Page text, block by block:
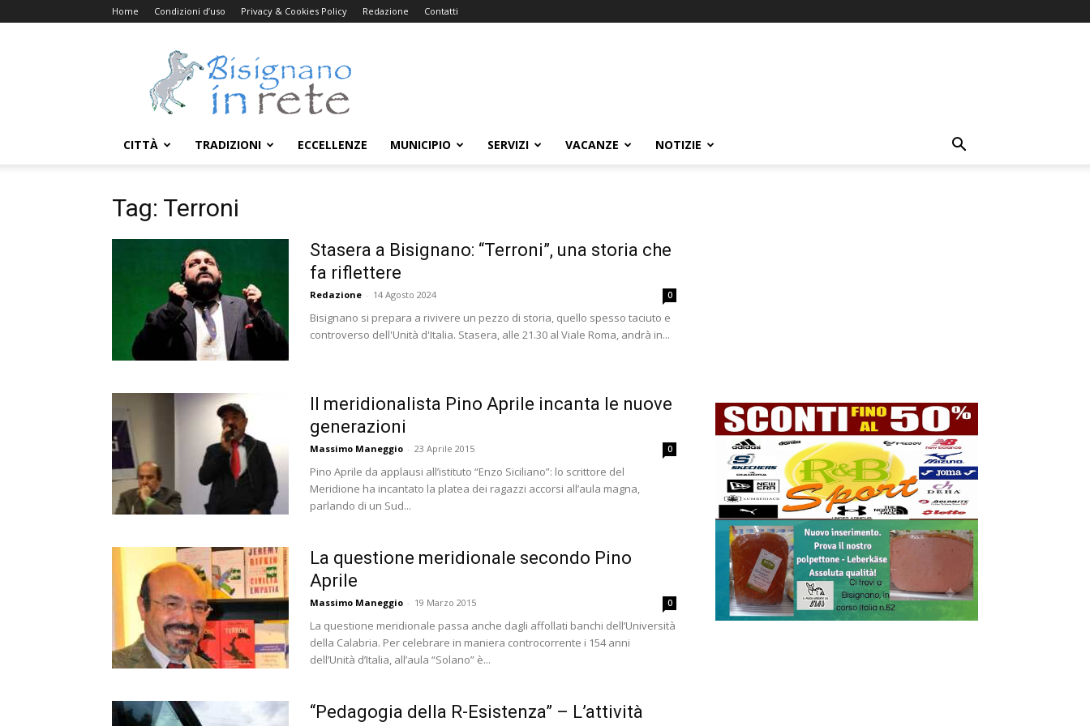
Home Condizioni d’uso Privacy & Cookies Policy Redazione Contatti
Bisignanoinrete.com
CITTÀ TRADIZIONI ECCELLENZE MUNICIPIO SERVIZI VACANZE NOTIZIE
Tag: Terroni
Stasera a Bisignano: “Terroni”, una storia che
fa riflettere
Redazione - 14 Agosto 2024 0
Bisignano si prepara a rivivere un pezzo di storia, quello spesso taciuto e
controverso dell'Unità d'Italia. Stasera, alle 21.30 al Viale Roma, andrà in...
Il meridionalista Pino Aprile incanta le nuove
generazioni
Massimo Maneggio - 23 Aprile 2015 0
Pino Aprile da applausi all’istituto “Enzo Siciliano”: lo scrittore del
Meridione ha incantato la platea dei ragazzi accorsi all’aula magna,
parlando di un Sud...
La questione meridionale secondo Pino
Aprile
Massimo Maneggio - 19 Marzo 2015 0
La questione meridionale passa anche dagli affollati banchi dell’Università
della Calabria. Per celebrare in maniera controcorrente i 154 anni
dell’Unità d’Italia, all’aula “Solano” è...
“Pedagogia della R-Esistenza” – L’attività